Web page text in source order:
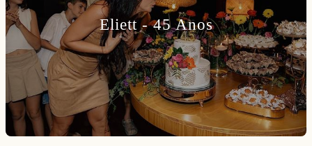
Eliett - 45 Anos